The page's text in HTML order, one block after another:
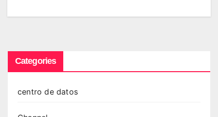
Categories
centro de datos